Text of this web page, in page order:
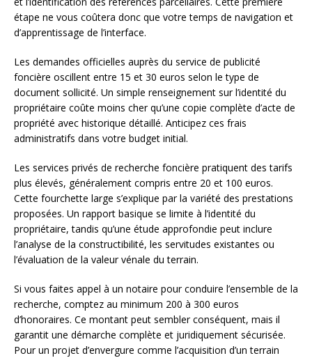
étape ne vous coûtera donc que votre temps de navigation et
d’apprentissage de l’interface.
Les demandes officielles auprès du service de publicité
foncière oscillent entre 15 et 30 euros selon le type de
document sollicité. Un simple renseignement sur l’identité du
propriétaire coûte moins cher qu’une copie complète d’acte de
propriété avec historique détaillé. Anticipez ces frais
administratifs dans votre budget initial.
Les services privés de recherche foncière pratiquent des tarifs
plus élevés, généralement compris entre 20 et 100 euros.
Cette fourchette large s’explique par la variété des prestations
proposées. Un rapport basique se limite à l’identité du
propriétaire, tandis qu’une étude approfondie peut inclure
l’analyse de la constructibilité, les servitudes existantes ou
l’évaluation de la valeur vénale du terrain.
Si vous faites appel à un notaire pour conduire l’ensemble de la
recherche, comptez au minimum 200 à 300 euros
d’honoraires. Ce montant peut sembler conséquent, mais il
garantit une démarche complète et juridiquement sécurisée.
Pour un projet d’envergure comme l’acquisition d’un terrain